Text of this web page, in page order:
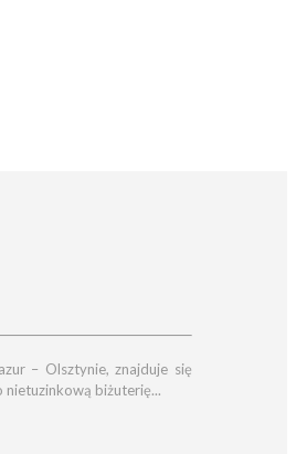
– Olsztynie, znajduje się
nietuzinkową biżuterię...